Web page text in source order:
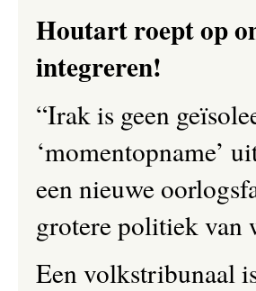
Houtart roept op
integreren!
“Irak is geen
‘momentopname’
een nieuwe
grotere politiek van
Een volkstribunaal